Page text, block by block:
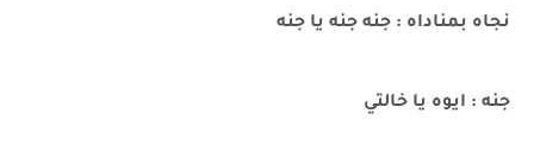
نجاه بمناداه : جنه جنه يا جنه
جنه : ايوه يا خالتي